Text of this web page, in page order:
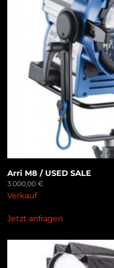
Arri M8 / USED SALE
3.000,00 €
Verkauf
Jetzt anfragen